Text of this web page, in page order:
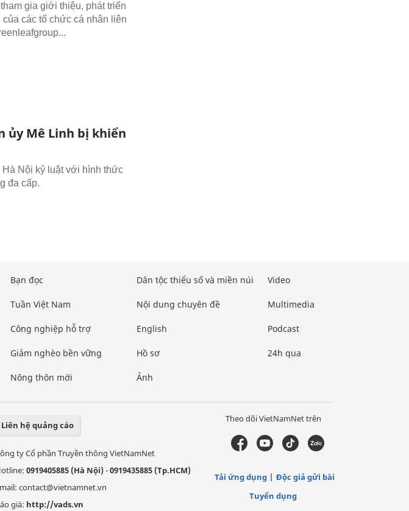
gia giới thiệu, phát triển
các tổ chức cá nhân liên
ủy Mê Linh bị khiển
Nội kỷ luật với hình thức
đa cấp.
Bạn đọc
Tuần Việt Nam
Công nghiệp hỗ trợ
Giảm nghèo bền vững
Nông thôn mới
Dân tộc thiểu số và miền núi
Nội dung chuyên đề
English
Hồ sơ
Ảnh
Video
Multimedia
Podcast
24h qua
Liên hệ quảng cáo
ty Cổ phần Truyền thông VietNamNet
0919405885 (Hà Nội)-0919435885 (Tp.HCM)
contact@vietnamnet.vn
giá: http://vads.vn
Theo dõi VietNamNet trên
Tải ứng dụng
Độc giả gửi bài
Tuyển dụng